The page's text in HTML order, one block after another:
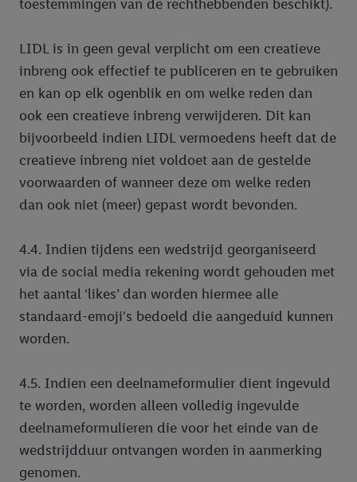
toestemmingen van de rechthebbenden beschikt).
LIDL is in geen geval verplicht om een creatieve
inbreng ook effectief te publiceren en te gebruiken
en kan op elk ogenblik en om welke reden dan
ook een creatieve inbreng verwijderen. Dit kan
bijvoorbeeld indien LIDL vermoedens heeft dat de
creatieve inbreng niet voldoet aan de gestelde
voorwaarden of wanneer deze om welke reden
dan ook niet (meer) gepast wordt bevonden.
4.4. Indien tijdens een wedstrijd georganiseerd
via de social media rekening wordt gehouden met
het aantal ‘likes’ dan worden hiermee alle
standaard-emoji's bedoeld die aangeduid kunnen
worden.
4.5. Indien een deelnameformulier dient ingevuld
te worden, worden alleen volledig ingevulde
deelnameformulieren die voor het einde van de
wedstrijdduur ontvangen worden in aanmerking
genomen.